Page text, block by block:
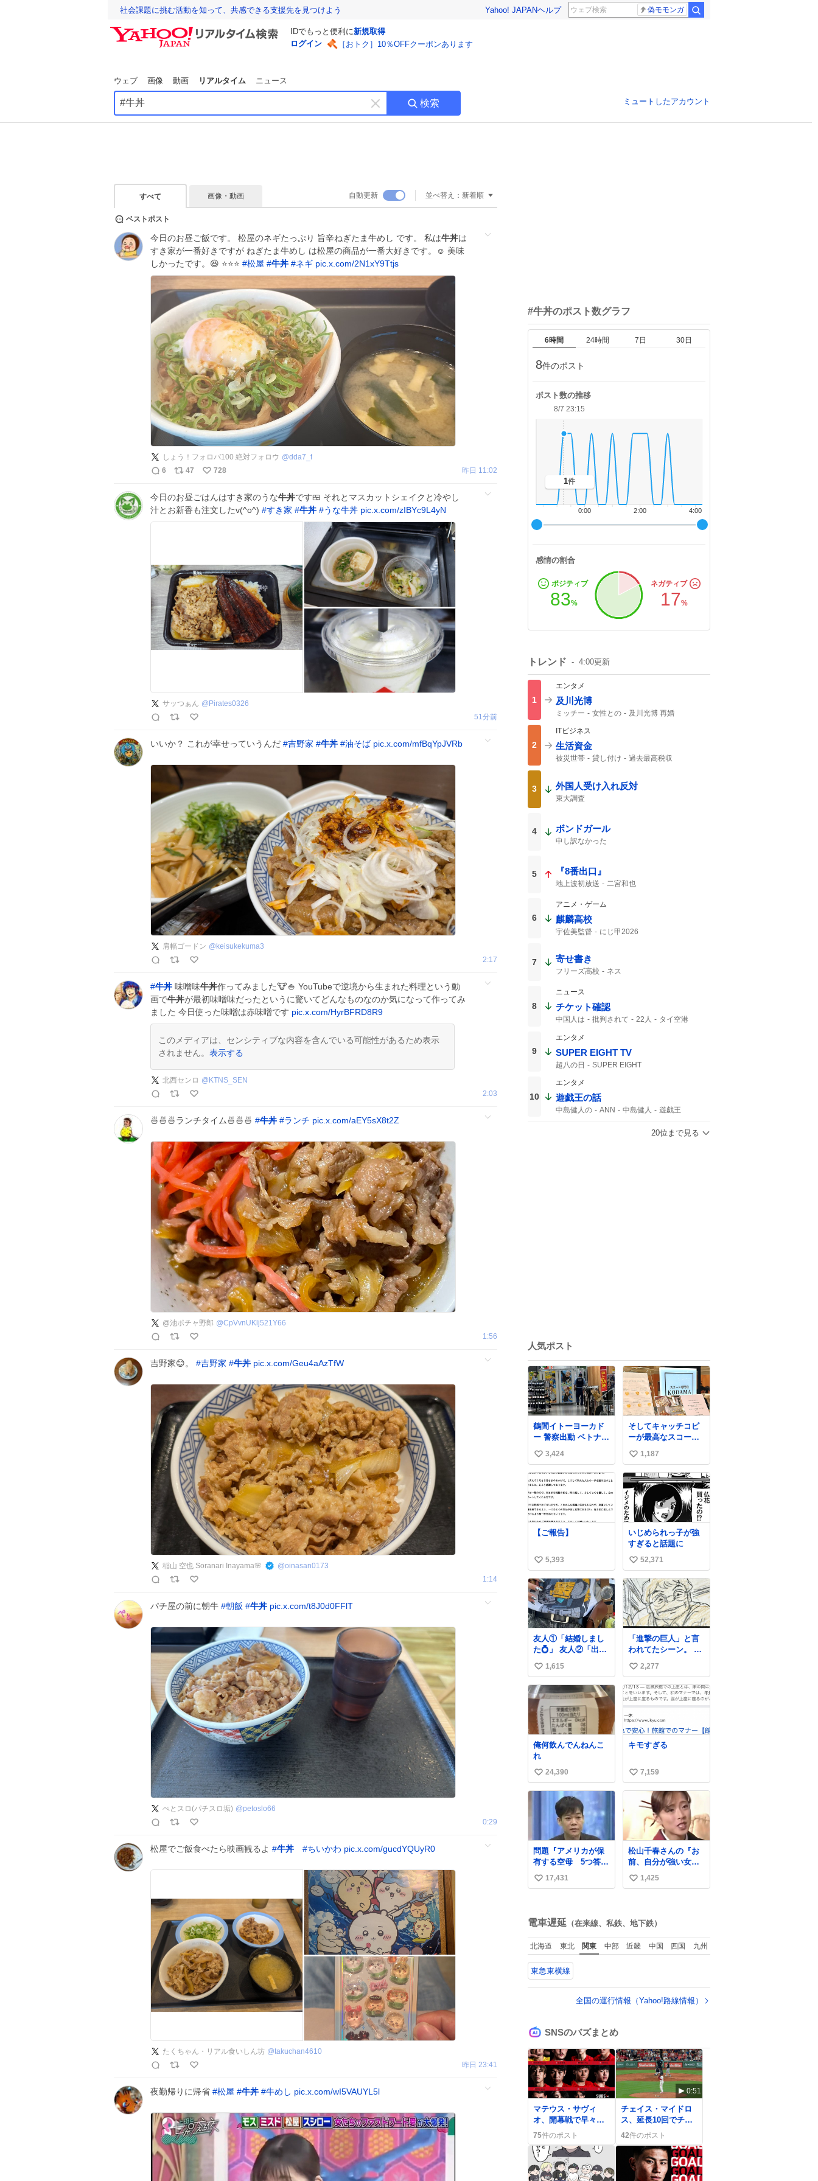
社会課題に挑む活動を知って、共感できる支援先を見つけよう Yahoo! JAPANヘルプ 偽モモンガ
IDでもっと便利に新規取得
ログイン
［おトク］10％OFFクーポンあります
ウェブ 画像 動画 リアルタイム ニュース
キ
ー
す
検索 ミュートしたアカウント
すべて 画像・動画 自動更新 並べ替え： 新着順
ベストポスト
今日のお昼ご飯です。 松屋のネギたっぷり 旨辛ねぎたま牛めし です。 私は牛丼は
すき家が一番好きですが ねぎたま牛めし は松屋の商品が一番大好きです。☺️ 美味
しかったです。😆 ⭐⭐⭐ #松屋 #牛丼 #ネギ pic.x.com/2N1xY9Ttjs
しょう！フォロバ100 絶対フォロウ @dda7_f
6
47 728 昨日 11:02
今日のお昼ごはんはすき家のうな牛丼です🍱 それとマスカットシェイクと冷やし
汁とお新香も注文したv(^o^) #すき家 #牛丼 #うな牛丼 pic.x.com/zIBYc9L4yN
サッつぁん @ Pirates0326
51分前
いいか？ これが幸せっていうんだ #吉野家 #牛丼 #油そば pic.x.com/mfBqYpJVRb
肩幅ゴードン @ keisukekuma3
2:17
#牛丼 味噌味牛丼作ってみました🐮🍚 YouTubeで逆境から生まれた料理という動
画で牛丼が最初味噌味だったというに驚いてどんなものなのか気になって作ってみ
ました 今日使った味噌は赤味噌です pic.x.com/HyrBFRD8R9
このメディアは、センシティブな内容を含んでいる可能性があるため表示
されません。 表示する
北西センロ @ KTNS_SEN
2:03
🍜🍜🍜ランチタイム🍜🍜🍜 #牛丼 #ランチ pic.x.com/aEY5sX8t2Z
@池ポチャ野郎 @CpVvnUKlj521Y66
1:56
吉野家😊。 #吉野家 #牛丼 pic.x.com/Geu4aAzTfW
稲山 空也 Soranari Inayama🌸 @oinasan0173
1:14
パチ屋の前に朝牛 #朝飯 #牛丼 pic.x.com/t8J0d0FFlT
ぺとスロ(パチスロ垢) @petoslo66
0:29
松屋でご飯食べたら映画観るよ #牛丼 #ちいかわ pic.x.com/gucdYQUyR0
たくちゃん・リアル食いしん坊 @takuchan4610
昨日 23:41
夜勤帰りに帰省 #松屋 #牛丼 #牛めし pic.x.com/wI5VAUYL5l
#牛丼のポスト数グラフ
6時間 24時間 7日 30日
8件のポスト
ポスト数の推移
4:00
2:00
0:00
8/7 23:15
1件
感情の割合
ポジティブ
83%
ネガティブ
17%
トレンド 4:00更新
1
エンタメ
及川光博
ミッチー 女性との
及川光博 再婚
57歳
56歳
2
ITビジネス
生活資金
被災世帯 貸し付け
過去最高税収
3 外国人受け入れ反対
東大調査
4 ボンドガール
申し訳なかった
5 『8番出口』
地上波初放送 二宮和也
6
アニメ・ゲーム
麒麟高校
宇佐美監督 にじ甲2026
7 寄せ書き
フリーズ高校 ネス
8
ニュース
チケット確認
中国人は 批判されて 22人
タイ空港
9
エンタメ
SUPER EIGHT TV
超八の日 SUPER EIGHT
10
エンタメ
遊戯王の話
中島健人の ANN 中島健人 遊戯王
20位まで見る
人気ポスト
鶴間イトーヨーカド
ー 警察出動 ベトナム
人の身分証チェック
を開店前に実施、店
内まで見張りにきて
ます。不法滞在者は
覚悟してお越しくだ
さい。
い
い
ね
数
3,424
そしてキャッチコピ
ーが最高なスコーン
屋さんを見つけてし
まったので思わず買
い込んでしまった。
スコーンなんてパッ
サパサなほどええで
すからね。
い
い
ね
数
1,187
【ご報告】
い
い
ね
数
5,393
いじめられっ子が強
すぎると話題に
い
い
ね
数
52,371
友人①「結婚しまし
た💍」 友人②「出産
しました👼🏻」 友人
③「マイホーム建て
ました🏡」 私「どハ
マりしたヴィズラ家
の末裔に心狂わされ
ました」
い
い
ね
数
1,615
「進撃の巨人」と言
われてたシーン。 当
時僕は知らなかった
のですが、今見ると
すごく「進撃の巨
人」ですね。。
い
い
ね
2,277
俺何飲んでんねんこ
れ
い
い
24,390
キモすぎる
い
い
数
7,159
問題『アメリカが保
有する空母 5つ答え
よ』 名倉「ホンマご
めん、日本」
い
数
17,431
松山千春さんの『お
前、自分が強い女だ
と思うか？』の一言
で… 中森明菜さんが
い
数
1,425
電車遅延 （在来線、私鉄、地下鉄）
北海道 東北 関東 中部 近畿 中国 四国 九州
東急東横線
全国の運行情報（Yahoo!路線情報）
SNSのバズまとめ
マテウス・サヴィ
オ、開幕戦で早々イ
エローカード 一部
ファンからは「いら
ない」声も
75件のポスト
0:51
チェイス・マイドロ
ス、延長10回でチャ
ップマンから2ラン
HR！白ソックス勝利
に貢献、ファン歓喜
の声
42件のポスト